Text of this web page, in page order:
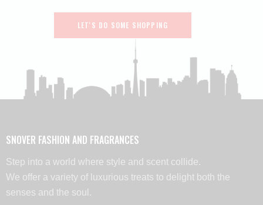
LET'S DO SOME SHOPPING
SNOVER FASHION AND FRAGRANCES
Step into a world where style and scent collide.
We offer a variety of luxurious treats to delight both the
senses and the soul.